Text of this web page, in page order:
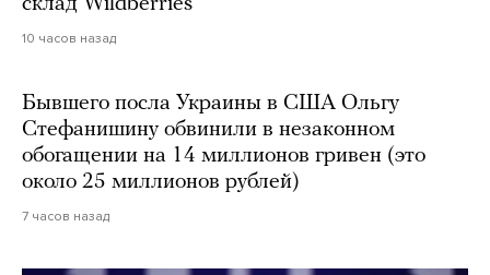
10 часов назад
Бывшего посла Украины в США Ольгу
Стефанишину обвинили в незаконном
обогащении на 14 миллионов гривен (это
около 25 миллионов рублей)
7 часов назад